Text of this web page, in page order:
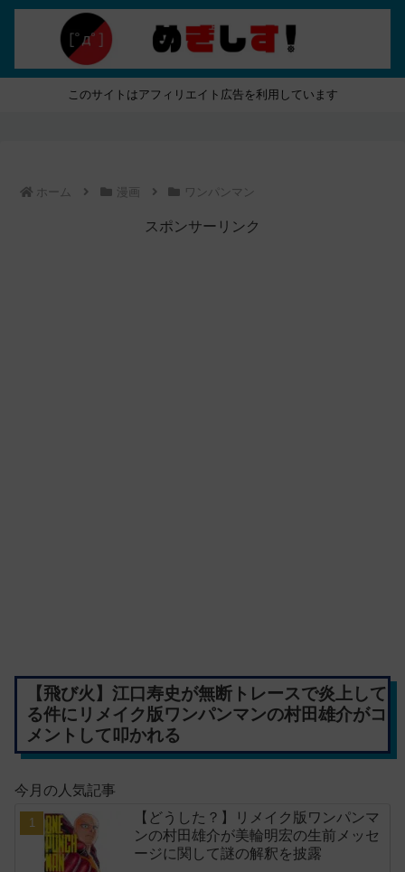
このサイトはアフィリエイト広告を利用しています
ホーム 漫画 ワンパンマン
スポンサーリンク
【飛び火】江口寿史が無断トレースで炎上して
る件にリメイク版ワンパンマンの村田雄介がコ
メントして叩かれる
今月の人気記事
【どうした？】リメイク版ワンパンマ
ンの村田雄介が美輪明宏の生前メッセ
ージに関して謎の解釈を披露